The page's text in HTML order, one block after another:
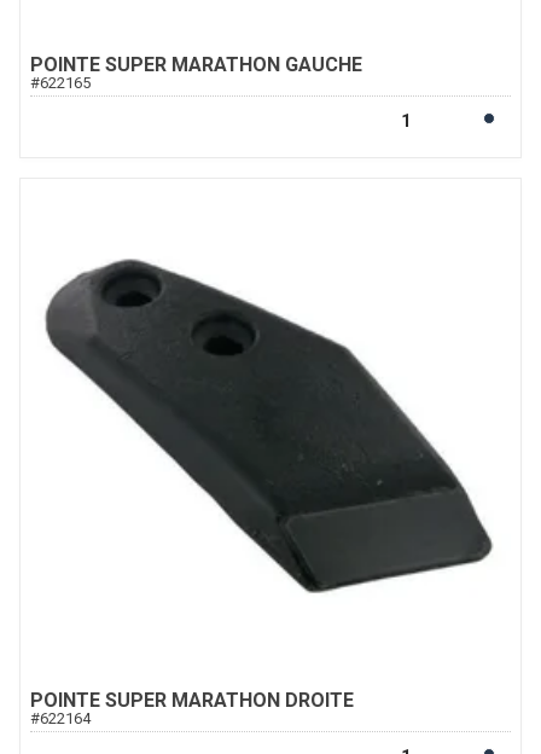
POINTE SUPER MARATHON GAUCHE
#622165
POINTE SUPER MARATHON DROITE
#622164